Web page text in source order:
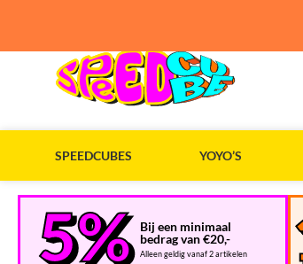
SPEEDCUBES YOYO’S
Speedcube
Bij een minimaal
bedrag van €20,-
Alleen geldig vanaf 2 artikelen